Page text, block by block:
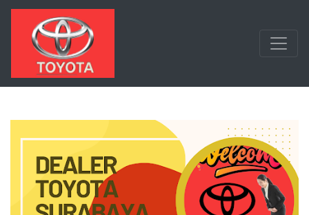
Langsung ke konten utama